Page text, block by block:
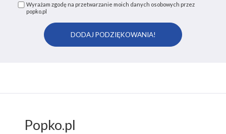
Wyrażam zgodę na przetwarzanie moich danych osobowych przez
popko.pl
Popko.pl